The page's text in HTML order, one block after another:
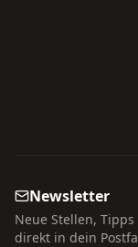
Newsletter
Neue Stellen,
direkt in dein